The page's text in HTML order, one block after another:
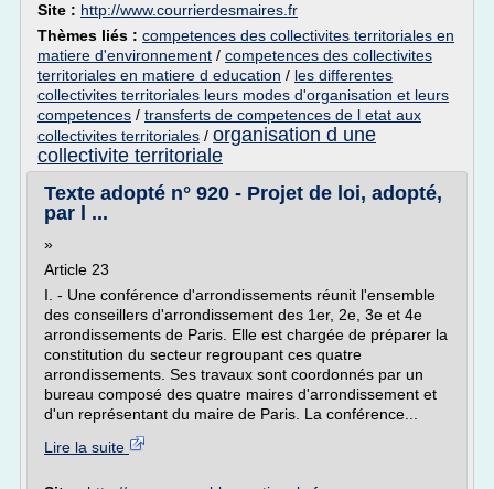
Site : http://www.courrierdesmaires.fr
Thèmes liés : competences des collectivites territoriales en
matiere d'environnement / competences des collectivites
territoriales en matiere d education / les differentes
collectivites territoriales leurs modes d'organisation et leurs
competences / transferts de competences de l etat aux
collectivites territoriales / organisation d une
collectivite territoriale
Texte adopté n° 920 - Projet de loi, adopté,
par l ...
»
Article 23
I. - Une conférence d'arrondissements réunit l'ensemble
des conseillers d'arrondissement des 1er, 2e, 3e et 4e
arrondissements de Paris. Elle est chargée de préparer la
constitution du secteur regroupant ces quatre
arrondissements. Ses travaux sont coordonnés par un
bureau composé des quatre maires d'arrondissement et
d'un représentant du maire de Paris. La conférence...
Lire la suite